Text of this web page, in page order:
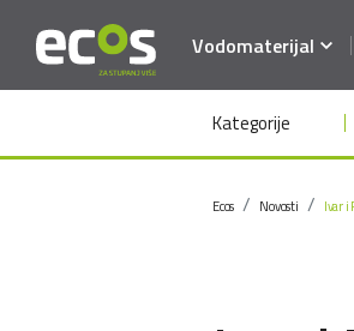
Vodomaterijal
Kategorije
Ecos Novosti Ivar i